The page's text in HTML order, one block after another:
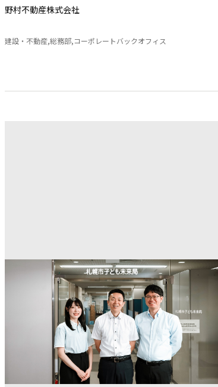
野村不動産株式会社
建設・不動産,総務部,コーポレートバックオフィス